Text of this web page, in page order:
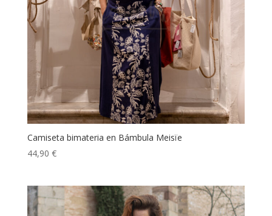
Camiseta bimateria en Bámbula Meisïe
44,90 €